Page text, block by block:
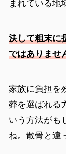
まれている地
決して粗末に
ではありませ
家族に負担を
葬を選ばれる
いう方法がも
ね。散骨と違